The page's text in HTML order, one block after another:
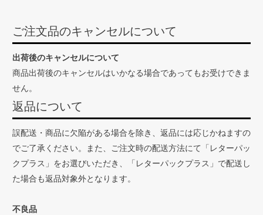
ご注文品のキャンセルについて
出荷後のキャンセルについて
商品出荷後のキャンセルはいかなる場合であってもお受けできま
せん。
返品について
誤配送・商品に欠陥がある場合を除き、返品には応じかねますの
でご了承ください。また、ご注文時の配送方法にて「レターパッ
クプラス」をお選びいただき、「レターパックプラス」で配送し
た場合も返品対象外となります。
不良品